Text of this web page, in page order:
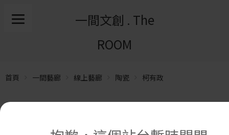
一間文創 . The
ROOM
首頁 一間藝廊 線上藝廊 陶瓷 柯有政